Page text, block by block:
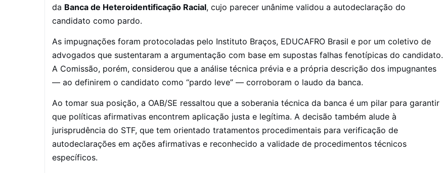
da Banca de Heteroidentificação Racial, cujo parecer unânime validou a autodeclaração do
candidato como pardo.
As impugnações foram protocoladas pelo Instituto Braços, EDUCAFRO Brasil e por um coletivo de
advogados que sustentaram a argumentação com base em supostas falhas fenotípicas do candidato.
A Comissão, porém, considerou que a análise técnica prévia e a própria descrição dos impugnantes
— ao definirem o candidato como “pardo leve” — corroboram o laudo da banca.
Ao tomar sua posição, a OAB/SE ressaltou que a soberania técnica da banca é um pilar para garantir
que políticas afirmativas encontrem aplicação justa e legítima. A decisão também alude à
jurisprudência do STF, que tem orientado tratamentos procedimentais para verificação de
autodeclarações em ações afirmativas e reconhecido a validade de procedimentos técnicos
específicos.